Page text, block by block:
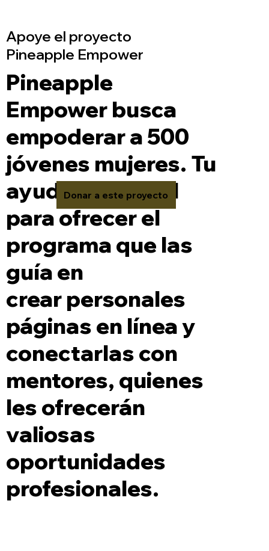
Apoye el proyecto
Pineapple Empower
Pineapple
Empower busca
empoderar a 500
jóvenes mujeres. Tu
ayuda es crucial
para ofrecer el
programa que las
guía en
crear personales
páginas en línea y
conectarlas con
mentores, quienes
les ofrecerán
valiosas
oportunidades
profesionales.
Donar a este proyecto